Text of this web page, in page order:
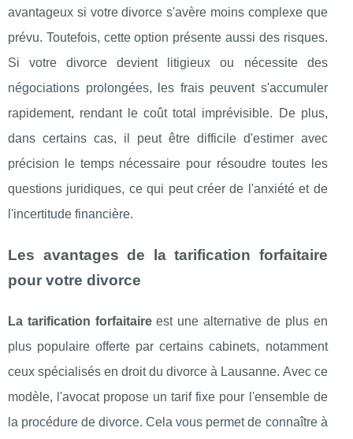
avantageux si votre divorce s'avère moins complexe que
prévu. Toutefois, cette option présente aussi des risques.
Si votre divorce devient litigieux ou nécessite des
négociations prolongées, les frais peuvent s'accumuler
rapidement, rendant le coût total imprévisible. De plus,
dans certains cas, il peut être difficile d'estimer avec
précision le temps nécessaire pour résoudre toutes les
questions juridiques, ce qui peut créer de l'anxiété et de
l'incertitude financière.
Les avantages de la tarification forfaitaire
pour votre divorce
La tarification forfaitaireest une alternative de plus en
plus populaire offerte par certains cabinets, notamment
ceux spécialisés en droit du divorce à Lausanne. Avec ce
modèle, l'avocat propose un tarif fixe pour l'ensemble de
la procédure de divorce. Cela vous permet de connaître à